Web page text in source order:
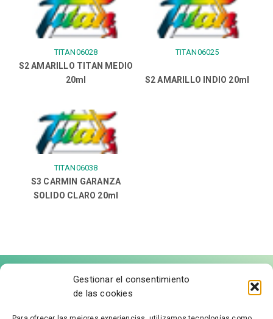
Gestionar el consentimiento
de las cookies
TITAN06028
S2 AMARILLO TITAN MEDIO
20ml
TITAN06025
S2 AMARILLO INDIO 20ml
TITAN06038
S3 CARMIN GARANZA
SOLIDO CLARO 20ml